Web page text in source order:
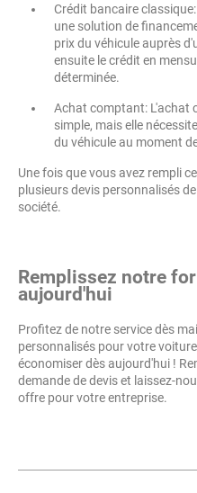
Crédit bancaire
une solution de
prix du véhicule auprès
ensuite le crédit en
déterminée.
Achat comptant: L'achat
simple, mais elle
du véhicule au moment
Une fois que vous avez rempli
plusieurs devis personnalisés
société.
Remplissez notre
aujourd'hui
Profitez de notre service dès
personnalisés pour votre
économiser dès aujourd'hui !
demande de devis et laissez-
offre pour votre entreprise.